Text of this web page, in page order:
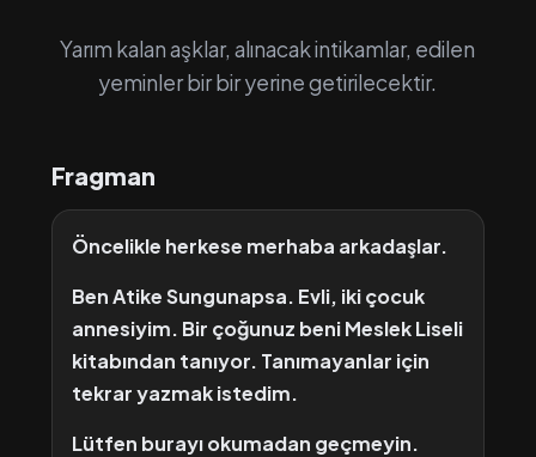
Yarım kalan aşklar, alınacak intikamlar, edilen
yeminler bir bir yerine getirilecektir.
Fragman
Öncelikle herkese merhaba arkadaşlar.
Ben Atike Sungunapsa. Evli, iki çocuk
annesiyim. Bir çoğunuz beni Meslek Liseli
kitabından tanıyor. Tanımayanlar için
tekrar yazmak istedim.
Lütfen burayı okumadan geçmeyin.